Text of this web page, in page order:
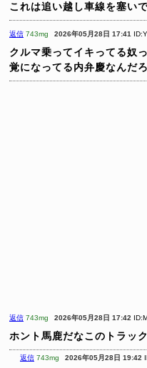
これは追い越し車線を塞い
返信 743mg 2026年05月28日 17:41
クルマ乗ってイキってる奴
覚になってる内弁慶なんだ
返信 743mg 2026年05月28日 17:42
ホント馬鹿だなこのトラッ
返信 743mg 2026年05月28日 19:42